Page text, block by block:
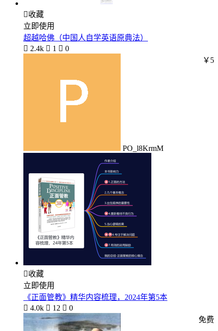
收藏
立即使用
超越哈佛（中国人自学英语原典法）
 2.4k  1  0
PO_l8KrmM
￥5
收藏
立即使用
《正面管教》精华内容梳理，2024年第5本
 4.0k  12  0
免费